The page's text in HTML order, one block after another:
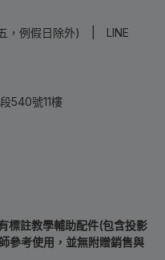
，例假日除外) | LINE
540號11樓
標註教學輔助配件(包含投影
參考使用，並無附贈銷售與